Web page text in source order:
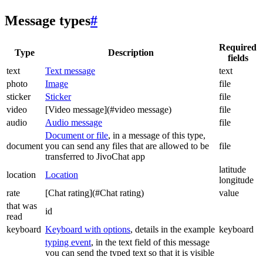
Message types#
Type Description
Required
fields
text
Text message
text
photo
Image
file
sticker
Sticker
file
video
[Video message](#video message)
file
audio
Audio message file
document
Document or file, in a message of this type,
you can send any files that are allowed to be
transferred to JivoChat app
file
location Location
latitude
longitude
rate
[Chat rating](#Chat rating)
value
that was
read
id
keyboard Keyboard with options, details in the example keyboard
typing event, in the text field of this message
you can send the typed text so that it is visible